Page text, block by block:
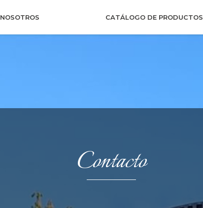
NOSOTROS CATÁLOGO DE PRODUCTOS
Contacto